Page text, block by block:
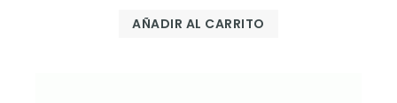
AÑADIR AL CARRITO